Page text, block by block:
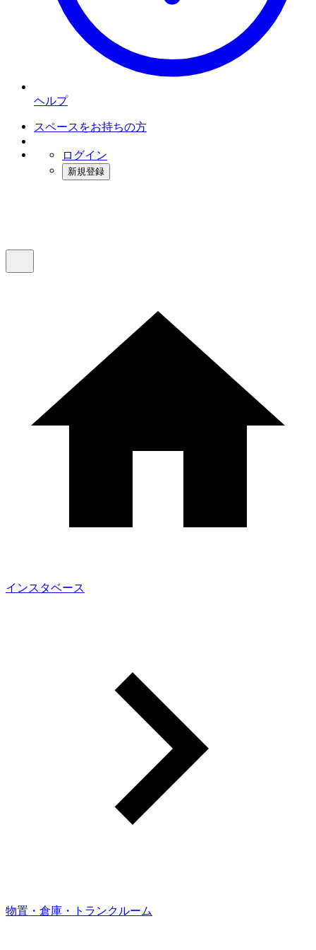
ヘルプ
スペースをお持ちの方
ログイン
新規登録
インスタベース
物置・倉庫・トランクルーム